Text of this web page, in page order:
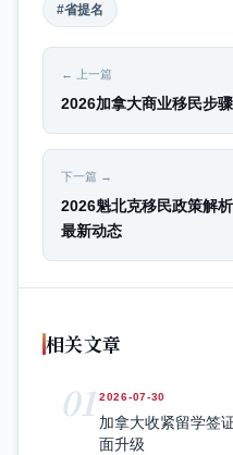
#省提名
← 上一篇
2026加拿大商业移民步
下一篇 →
2026魁北克移民政策解
最新动态
相关文章
01 2026-07-30
加拿大收紧留学签
面升级